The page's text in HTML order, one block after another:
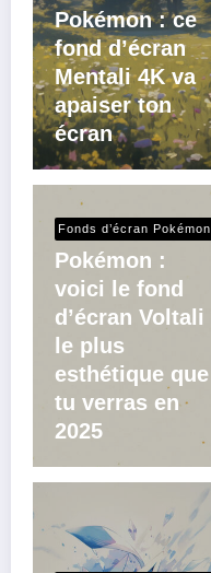
Pokémon : ce
fond d’écran
Mentali 4K va
apaiser ton
écran
Fonds d’écran Pokémon
Pokémon :
voici le fond
d’écran Voltali
le plus
esthétique que
tu verras en
2025